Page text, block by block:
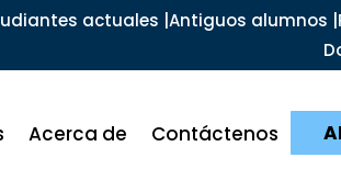
actuales | Antiguos alumnos |
Acerca de Contáctenos